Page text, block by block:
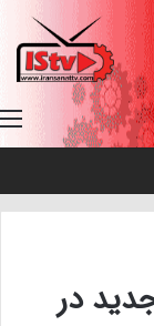
جدید در